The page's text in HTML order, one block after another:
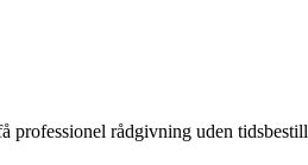
rådgivning uden